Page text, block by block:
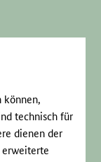
können,
technisch für
dienen der
erweiterte